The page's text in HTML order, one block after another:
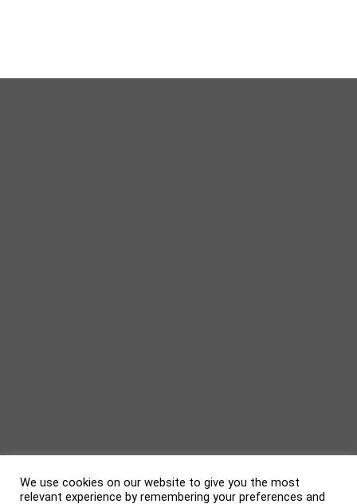
We use cookies on our website to give you the most
relevant experience by remembering your preferences and